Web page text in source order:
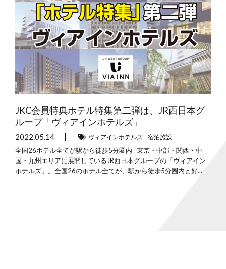
JKC会員特典ホテル特集第二弾は、JR西日本グ
ループ「ヴィアインホテルズ」
2022.05.14 ヴィアインホテルズ 宿泊施設
全国26ホテル全てが駅から徒歩5分圏内 東京・中部・関西・中
国・九州エリアに展開しているJR西日本グループの「ヴィアイン
ホテルズ」。全国26のホテル全てが、駅から徒歩5分圏内と好...